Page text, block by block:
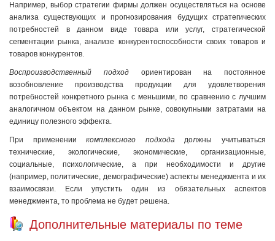
Например, выбор стратегии фирмы должен осуществляться на основе
анализа существующих и прогнозирования будущих стратегических
потребностей в данном виде товара или услуг, стратегической
сегментации рынка, анализе конкурентоспособности своих товаров и
товаров конкурентов.
Воспроизводственный подходориентирован на постоянное
возобновление производства продукции для удовлетворения
потребностей конкретного рынка с меньшими, по сравнению с лучшим
аналогичном объектом на данном рынке, совокупными затратами на
единицу полезного эффекта.
При применениикомплексного подходадолжны учитываться
технические, экологические, экономические, организационные,
социальные, психологические, а при необходимости и другие
(например, политические, демографические) аспекты менеджмента и их
взаимосвязи. Если упустить один из обязательных аспектов
менеджмента, то проблема не будет решена.
Дополнительные материалы по теме